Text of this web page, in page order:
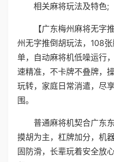
相关麻将玩法及特色;
【广东梅州麻将无字
州无字推倒胡玩法，108
单，自动麻将机低噪运行
速精准，不卡牌不叠牌，
玩转，家庭日常消遣，尽
围。
普通麻将机契合广东
摸胡为主，杠牌加分，机
固防滑，长辈玩着安全放